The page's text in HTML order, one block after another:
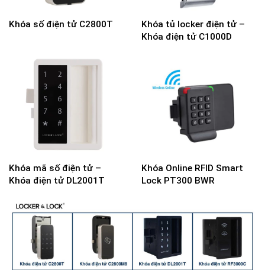
Khóa số điện tử C2800T
Khóa tủ locker điện tử –
Khóa điện tử C1000D
Khóa mã số điện tử –
Khóa điện tử DL2001T
Khóa Online RFID Smart
Lock PT300 BWR